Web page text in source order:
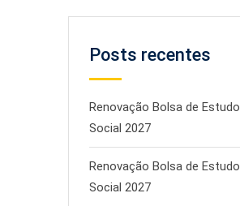
Posts recentes
Renovação Bolsa de Estudo
Social 2027
Renovação Bolsa de Estudo
Social 2027